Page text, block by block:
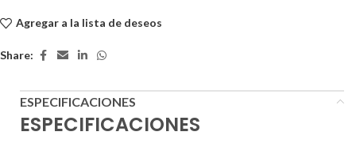
Agregar a la lista de deseos
Share:
ESPECIFICACIONES
ESPECIFICACIONES